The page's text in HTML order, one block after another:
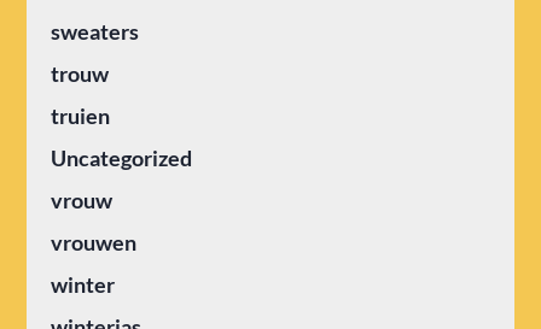
sweaters
trouw
truien
Uncategorized
vrouw
vrouwen
winter